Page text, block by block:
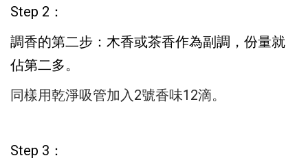
Step 2：
調香的第二步： 木香或茶香作為副調，份量就
佔第二多。
同樣用乾淨吸管加入2號香味12滴。
Step 3：